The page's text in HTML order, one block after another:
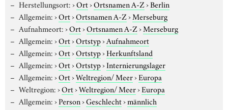
Herstellungsort:›Ort›Ortsnamen A-Z›Berlin
Allgemein:›Ort›Ortsnamen A-Z›Merseburg
Aufnahmeort:›Ort›Ortsnamen A-Z›Merseburg
Allgemein:›Ort›Ortstyp›Aufnahmeort
Allgemein:›Ort›Ortstyp›Herkunftsland
Allgemein:›Ort›Ortstyp›Internierungslager
Allgemein:›Ort›Weltregion/ Meer›Europa
Weltregion:›Ort›Weltregion/ Meer›Europa
Allgemein:›Person›Geschlecht›männlich